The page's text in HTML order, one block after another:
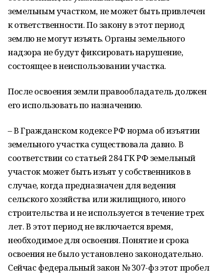
земельным участком, не может быть привлечен
к ответственности. По закону в этот период
землю не могут изъять. Органы земельного
надзора не будут фиксировать нарушение,
состоящее в неиспользовании участка.
После освоения земли правообладатель должен
его использовать по назначению.
– В Гражданском кодексе РФ норма об изъятии
земельного участка существовала давно. В
соответствии со статьей 284 ГК РФ земельный
участок может быть изъят у собственников в
случае, когда предназначен для ведения
сельского хозяйства или жилищного, иного
строительства и не используется в течение трех
лет. В этот период не включается время,
необходимое для освоения. Понятие и срока
освоения не было установлено законодательно.
Сейчас федеральный закон № 307-фз этот пробел